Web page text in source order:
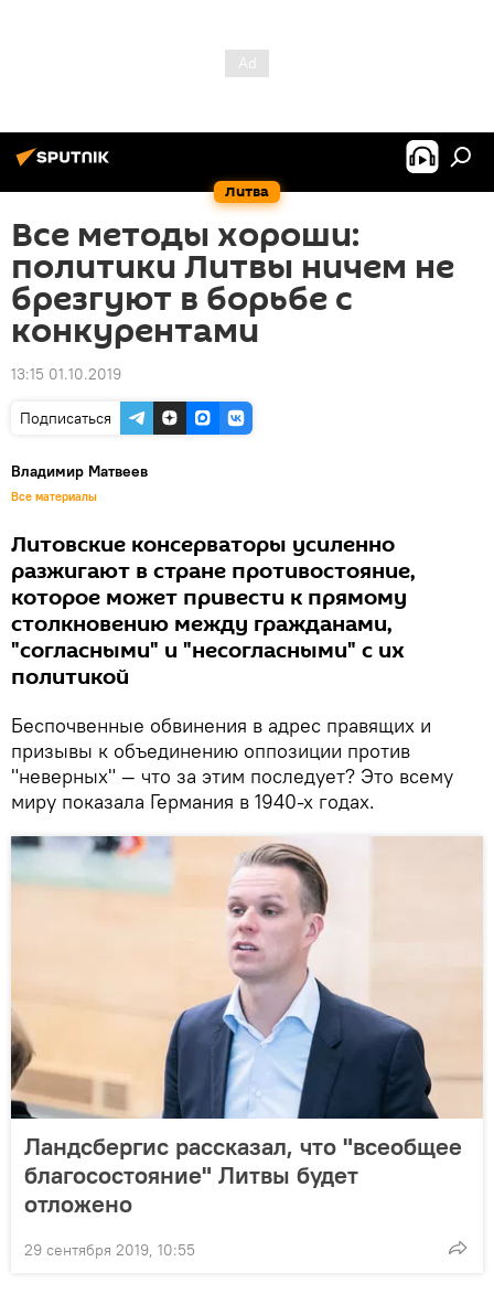
Литва
Все методы хороши:
политики Литвы ничем не
брезгуют в борьбе с
конкурентами
13:15 01.10.2019
Подписаться
Владимир Матвеев
Все материалы
Литовские консерваторы усиленно
разжигают в стране противостояние,
которое может привести к прямому
столкновению между гражданами,
"согласными" и "несогласными" с их
политикой
Беспочвенные обвинения в адрес правящих и
призывы к объединению оппозиции против
"неверных" — что за этим последует? Это всему
миру показала Германия в 1940-х годах.
Ландсбергис рассказал, что "всеобщее
благосостояние" Литвы будет
отложено
29 сентября 2019, 10:55